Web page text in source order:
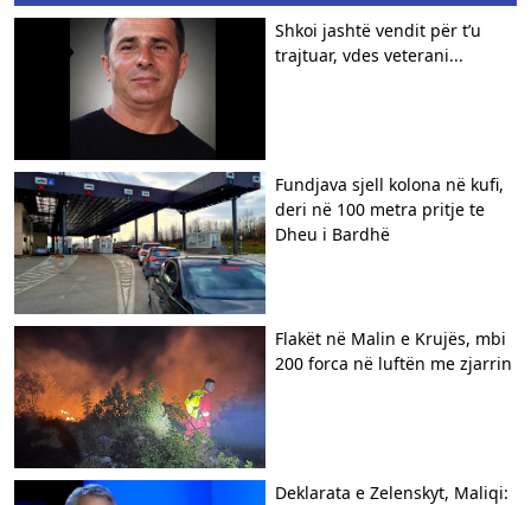
Shkoi jashtë vendit për t’u
trajtuar, vdes veterani...
Fundjava sjell kolona në kufi,
deri në 100 metra pritje te
Dheu i Bardhë
Flakët në Malin e Krujës, mbi
200 forca në luftën me zjarrin
Deklarata e Zelenskyt, Maliqi: